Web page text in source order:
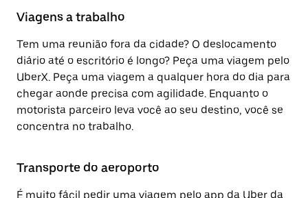
Viagens a trabalho
Tem uma reunião fora da cidade? O deslocamento
diário até o escritório é longo? Peça uma viagem pelo
UberX. Peça uma viagem a qualquer hora do dia para
chegar aonde precisa com agilidade. Enquanto o
motorista parceiro leva você ao seu destino, você se
concentra no trabalho.
Transporte do aeroporto
É muito fácil pedir uma viagem pelo app da Uber da